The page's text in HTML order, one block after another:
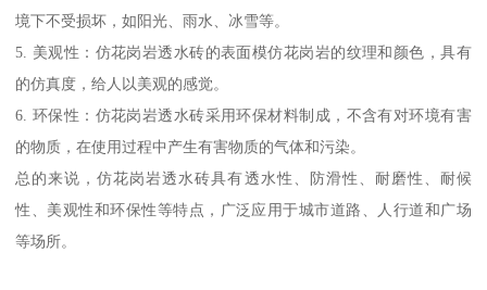
境下不受损坏，如阳光、雨水、冰雪等。
5. 美观性：仿花岗岩透水砖的表面模仿花岗岩的纹理和颜色，具有
的仿真度，给人以美观的感觉。
6. 环保性：仿花岗岩透水砖采用环保材料制成，不含有对环境有害
的物质，在使用过程中产生有害物质的气体和污染。
总的来说，仿花岗岩透水砖具有透水性、防滑性、耐磨性、耐候
性、美观性和环保性等特点，广泛应用于城市道路、人行道和广场
等场所。